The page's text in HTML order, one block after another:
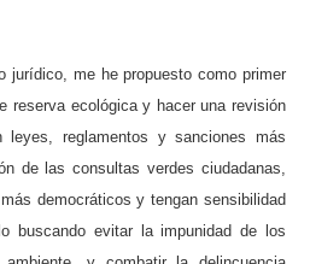
jurídico, me he propuesto como primer
reserva ecológica y hacer una revisión
reglamentos y sanciones más
de las consultas verdes ciudadanas,
democráticos y tengan sensibilidad
buscando evitar la impunidad de los